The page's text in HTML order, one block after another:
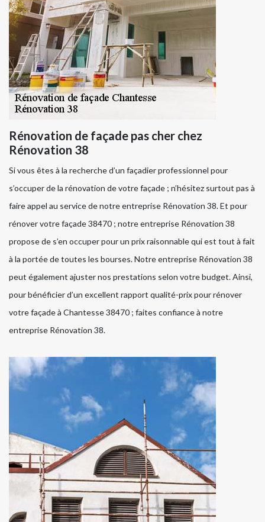
Rénovation de façade pas cher chez
Rénovation 38
Si vous êtes à la recherche d’un façadier professionnel pour
s’occuper de la rénovation de votre façade ; n’hésitez surtout pas à
faire appel au service de notre entreprise Rénovation 38. Et pour
rénover votre façade 38470 ; notre entreprise Rénovation 38
propose de s’en occuper pour un prix raisonnable qui est tout à fait
à la portée de toutes les bourses. Notre entreprise Rénovation 38
peut également ajuster nos prestations selon votre budget. Ainsi,
pour bénéficier d’un excellent rapport qualité-prix pour rénover
votre façade à Chantesse 38470 ; faites confiance à notre
entreprise Rénovation 38.